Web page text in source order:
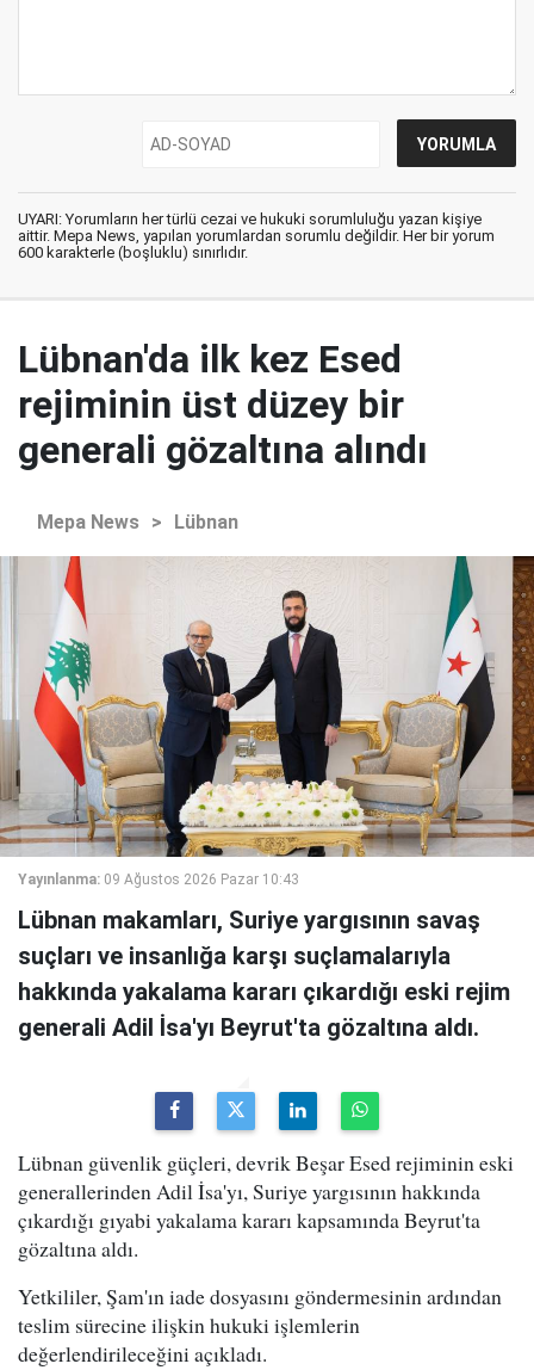
UYARI: Yorumların her türlü cezai ve hukuki sorumluluğu yazan kişiye
aittir. Mepa News, yapılan yorumlardan sorumlu değildir. Her bir yorum
600 karakterle (boşluklu) sınırlıdır.
Lübnan'da ilk kez Esed
rejiminin üst düzey bir
generali gözaltına alındı
Mepa News > Lübnan
Yayınlanma: 09 Ağustos 2026 Pazar 10:43
Lübnan makamları, Suriye yargısının savaş
suçları ve insanlığa karşı suçlamalarıyla
hakkında yakalama kararı çıkardığı eski rejim
generali Adil İsa'yı Beyrut'ta gözaltına aldı.
Lübnan güvenlik güçleri, devrik Beşar Esed rejiminin eski
generallerinden Adil İsa'yı, Suriye yargısının hakkında
çıkardığı gıyabi yakalama kararı kapsamında Beyrut'ta
gözaltına aldı.
Yetkililer, Şam'ın iade dosyasını göndermesinin ardından
teslim sürecine ilişkin hukuki işlemlerin
değerlendirileceğini açıkladı.